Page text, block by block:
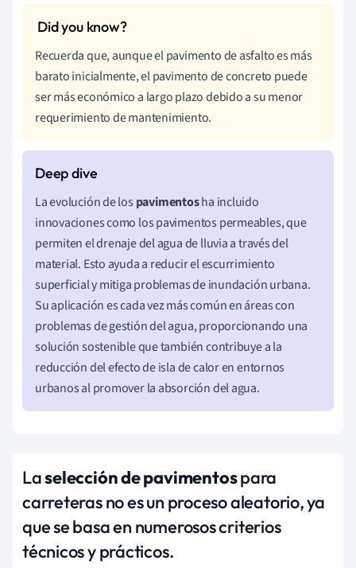
Recuerda que, aunque el pavimento de asfalto es más
barato inicialmente, el pavimento de concreto puede
ser más económico a largo plazo debido a su menor
requerimiento de mantenimiento.
La evolución de los pavimentosha incluido
innovaciones como los pavimentos permeables, que
permiten el drenaje del agua de lluvia a través del
material. Esto ayuda a reducir el escurrimiento
superficial y mitiga problemas de inundación urbana.
Su aplicación es cada vez más común en áreas con
problemas de gestión del agua, proporcionando una
solución sostenible que también contribuye a la
reducción del efecto de isla de calor en entornos
urbanos al promover la absorción del agua.
Laselección de pavimentospara
carreteras no es un proceso aleatorio, ya
que se basa en numerosos criterios
técnicos y prácticos.